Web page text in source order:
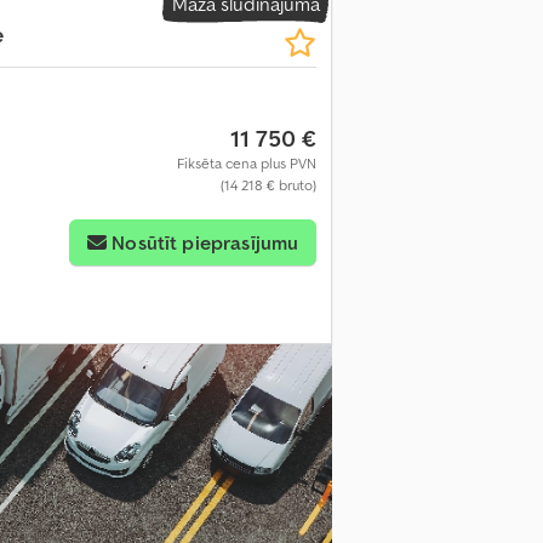
11 750 €
Fiksēta cena plus PVN
(14 218 € bruto)
Nosūtīt pieprasījumu